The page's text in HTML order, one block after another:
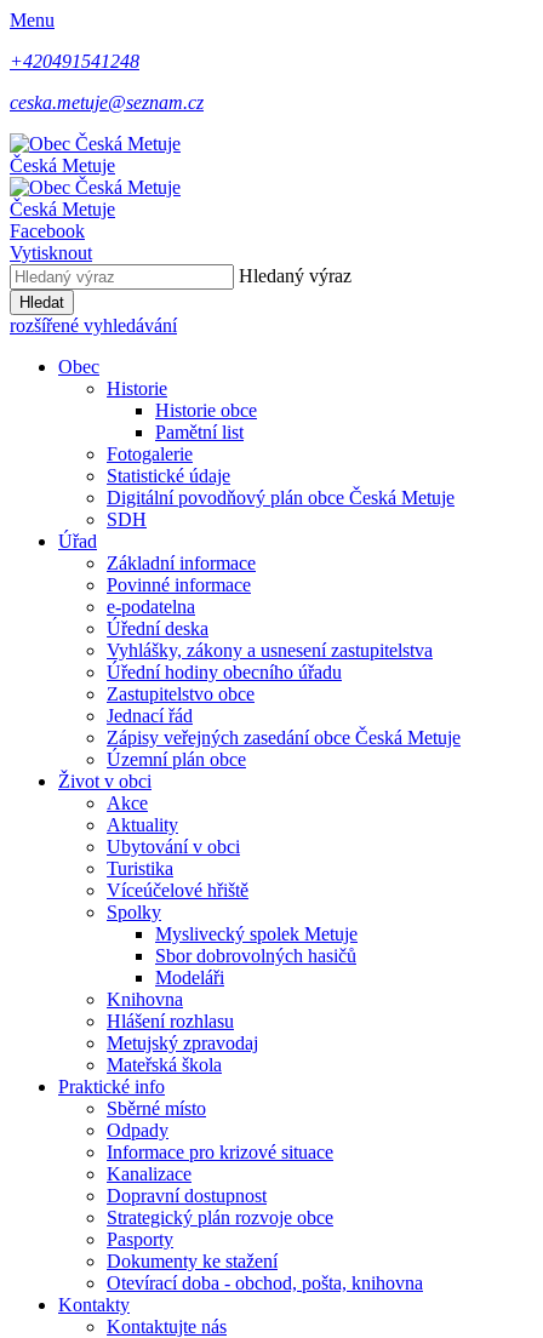
Menu
+420491541248
ceska.metuje@seznam.cz
Česká Metuje
Česká Metuje
Facebook
Vytisknout
Hledaný výraz
Hledat
rozšířené vyhledávání
Obec
Historie
Historie obce
Pamětní list
Fotogalerie
Statistické údaje
Digitální povodňový plán obce Česká Metuje
SDH
Úřad
Základní informace
Povinné informace
e-podatelna
Úřední deska
Vyhlášky, zákony a usnesení zastupitelstva
Úřední hodiny obecního úřadu
Zastupitelstvo obce
Jednací řád
Zápisy veřejných zasedání obce Česká Metuje
Územní plán obce
Život v obci
Akce
Aktuality
Ubytování v obci
Turistika
Víceúčelové hřiště
Spolky
Myslivecký spolek Metuje
Sbor dobrovolných hasičů
Modeláři
Knihovna
Hlášení rozhlasu
Metujský zpravodaj
Mateřská škola
Praktické info
Sběrné místo
Odpady
Informace pro krizové situace
Kanalizace
Dopravní dostupnost
Strategický plán rozvoje obce
Pasporty
Dokumenty ke stažení
Otevírací doba - obchod, pošta, knihovna
Kontakty
Kontaktujte nás